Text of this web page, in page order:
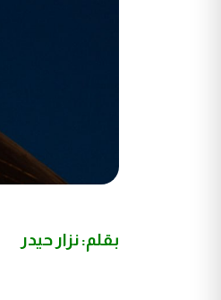
بقلم: نزار حيدر